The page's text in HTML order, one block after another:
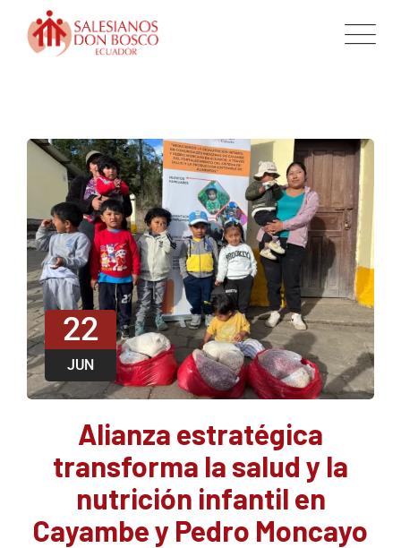
22
JUN
Alianza estratégica
transforma la salud y la
nutrición infantil en
Cayambe y Pedro Moncayo